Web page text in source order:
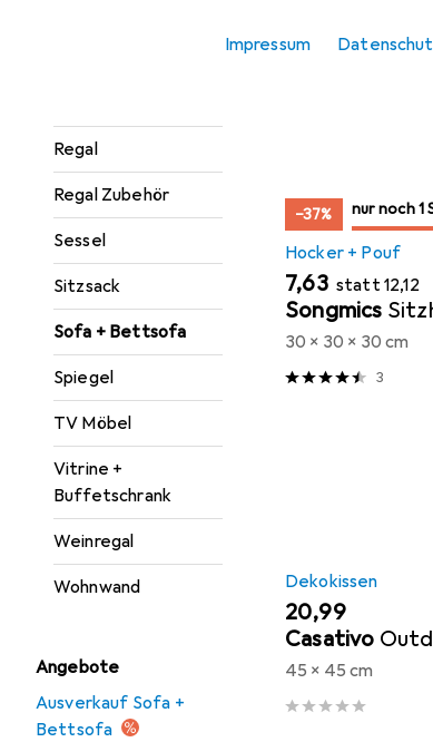
Impressum
Regal
Regal Zubehör
Sessel
Sitzsack
Sofa + Bettsofa
Spiegel
TV Möbel
Vitrine +
Buffetschrank
Weinregal
Wohnwand
Angebote
Ausverkauf Sofa +
Bettsofa
−37% noch 1
nur noch 1
Hocker + Pouf
EUR
7,63 statt EUR
12,12
Songmics
30 x 30 x 30 cm
3
Dekokissen
EUR
20,99
Casativo
45 x 45 cm